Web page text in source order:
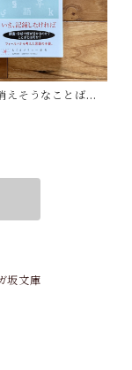
えそうなことばを
| 吉岡 乾
坂文庫